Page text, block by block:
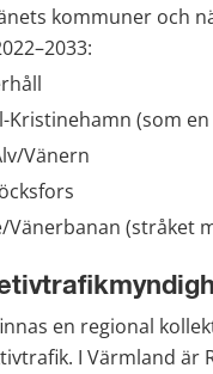
kommuner och
Kristinehamn (som en
Vänern
Vänerbanan (stråket
en regional
I Värmland är